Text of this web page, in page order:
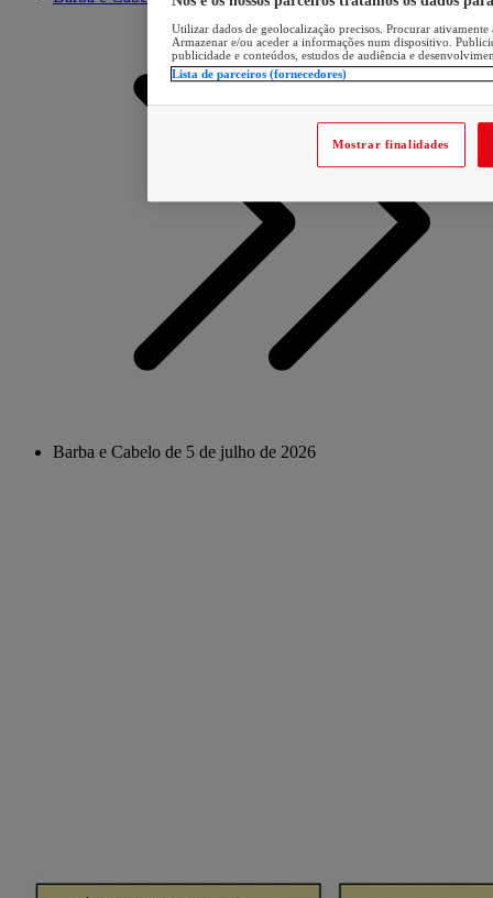
Barba e Cabelo de 5 de julho de 2026
Utilizar dados de geolocalização precisos. Procurar
Armazenar e/ou aceder a informações num dispositivo.
publicidade e conteúdos, estudos de audiência e
Lista de parceiros (fornecedores)
Mostrar finalidades